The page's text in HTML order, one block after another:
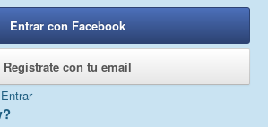
Entrar con Facebook
Regístrate con tu email
Entrar